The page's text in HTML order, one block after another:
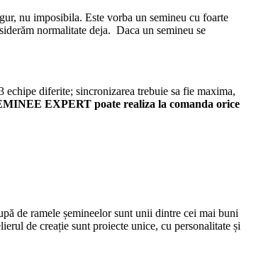
nu imposibila. Este vorba un semineu cu foarte
normalitate deja. Daca un semineu se
echipe diferite; sincronizarea trebuie sa fie maxima,
EXPERT poate realiza la comanda orice
de ramele șemineelor sunt unii dintre cei mai buni
de creație sunt proiecte unice, cu personalitate și